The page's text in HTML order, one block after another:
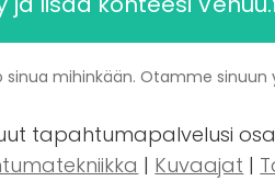
sinua mihinkään. Otamme
tapahtumapalvelusi
| Kuvaajat |